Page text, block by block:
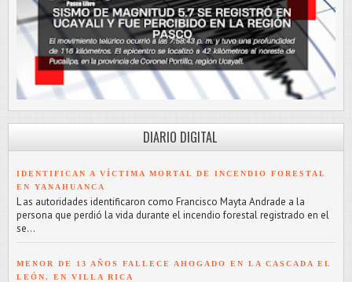
DIARIO DIGITAL
IDENTIFICAN A VÍCTIMA MORTAL DE INCENDIO FORESTAL
EN YANAHUANCA
L as autoridades identificaron como Francisco Mayta Andrade a la
persona que perdió la vida durante el incendio forestal registrado en el
se...
MENOR DE 13 AÑOS FALLECE AHOGADO EN LA CASCADA EL
LEÓN, EN VILLA RICA